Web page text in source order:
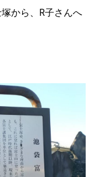
から、R子さんへ